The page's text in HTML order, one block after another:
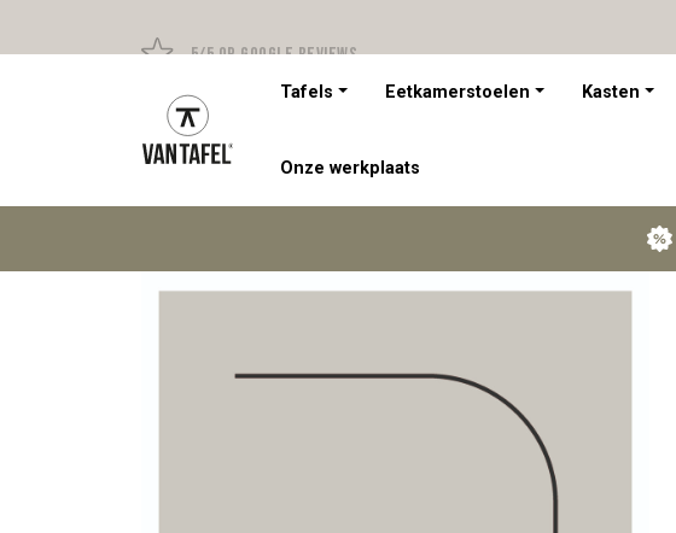
5/5 op Google Reviews
Tafels Eetkamerstoelen Kasten
Onze werkplaats